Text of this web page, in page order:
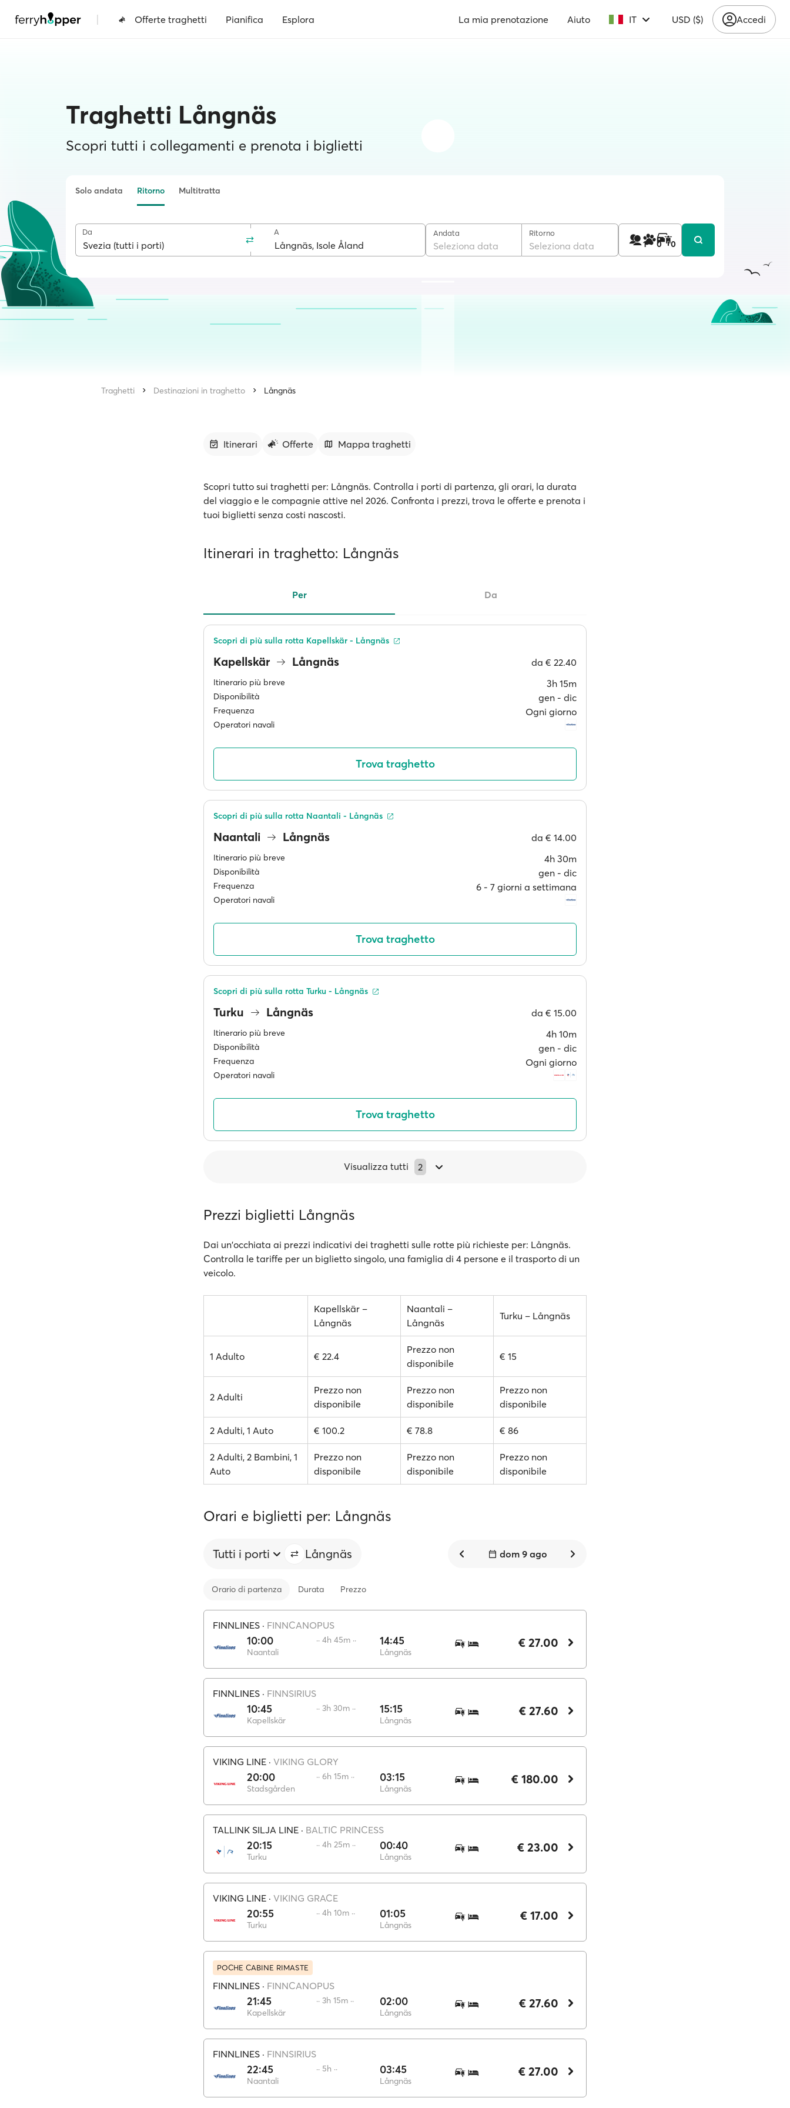
| Offerte traghetti Pianifica Esplora La mia prenotazione Aiuto IT USD ($) Accedi
Traghetti Långnäs
Scopri tutti i collegamenti e prenota i biglietti
Solo andata Ritorno Multitratta
Da A Andata
Seleziona data
Ritorno
Seleziona data 1 0 0
Traghetti Destinazioni in traghetto Långnäs
Itinerari Offerte Mappa traghetti
Scopri tutto sui traghetti per: Långnäs. Controlla i porti di partenza, gli orari, la durata
del viaggio e le compagnie attive nel 2026. Confronta i prezzi, trova le offerte e prenota i
tuoi biglietti senza costi nascosti.
Itinerari in traghetto: Långnäs
Per Da
Kapellskär Långnäs da € 22.40
Itinerario più breve 3h 15m
Disponibilità gen ‐ dic
Frequenza Ogni giorno
Operatori navali
Scopri di più sulla rotta Kapellskär - Långnäs
Trova traghetto
Naantali Långnäs da € 14.00
Itinerario più breve 4h 30m
Disponibilità gen ‐ dic
Frequenza 6 ‐ 7 giorni a settimana
Operatori navali
Scopri di più sulla rotta Naantali - Långnäs
Trova traghetto
Turku Långnäs da € 15.00
Itinerario più breve 4h 10m
Disponibilità gen ‐ dic
Frequenza Ogni giorno
Operatori navali
Scopri di più sulla rotta Turku - Långnäs
Trova traghetto
Visualizza tutti 2
Prezzi biglietti Långnäs
Dai un'occhiata ai prezzi indicativi dei traghetti sulle rotte più richieste per: Långnäs.
Controlla le tariffe per un biglietto singolo, una famiglia di 4 persone e il trasporto di un
veicolo.
Kapellskär –
Långnäs
Naantali –
Långnäs
Turku – Långnäs
1 Adulto € 22.4
Prezzo non
disponibile
€ 15
2 Adulti
Prezzo non
disponibile
Prezzo non
disponibile
Prezzo non
disponibile
2 Adulti, 1 Auto € 100.2 € 78.8 € 86
2 Adulti, 2 Bambini, 1
Auto
Prezzo non
disponibile
Prezzo non
disponibile
Prezzo non
disponibile
Orari e biglietti per: Långnäs
Tutti i porti Långnäs dom 9 ago
Orario di partenza Durata Prezzo
FINNLINES · FINNCANOPUS
10:00
Naantali
·· 4h 45m ·· 14:45
Långnäs
€ 27.00
FINNLINES · FINNSIRIUS
10:45
Kapellskär
·· 3h 30m ·· 15:15
Långnäs
€ 27.60
VIKING LINE · VIKING GLORY
20:00
Stadsgården
·· 6h 15m ·· 03:15
Långnäs
€ 180.00
TALLINK SILJA LINE · BALTIC PRINCESS
20:15
Turku
·· 4h 25m ·· 00:40
Långnäs
€ 23.00
VIKING LINE · VIKING GRACE
20:55
Turku
·· 4h 10m ·· 01:05
Långnäs
€ 17.00
POCHE CABINE RIMASTE
FINNLINES · FINNCANOPUS
21:45
Kapellskär
·· 3h 15m ·· 02:00
Långnäs
€ 27.60
FINNLINES · FINNSIRIUS
22:45
Naantali
·· 5h ·· 03:45
Långnäs
€ 27.00